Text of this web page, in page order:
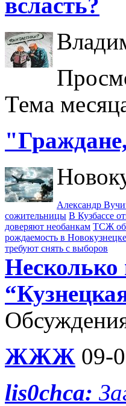
всласть?
Тема
Александр
сожительницы В Кузбассе
доверяют необанкам ТСЖ
рождаемость в
требуют снять с выборов
Несколько
ЖЖЖ 09-
lis0chca: